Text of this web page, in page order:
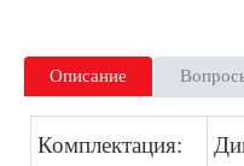
Описание
Комплектация: